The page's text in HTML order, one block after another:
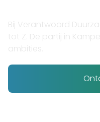
Bij Verantwoord
tot Z. De partij in
ambities.